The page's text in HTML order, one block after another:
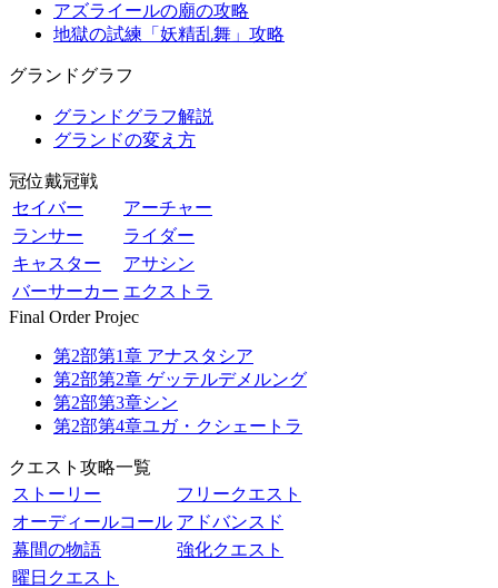
アズライールの廟の攻略
地獄の試練「妖精乱舞」攻略
グランドグラフ
グランドグラフ解説
グランドの変え方
冠位戴冠戦
セイバー
アーチャー
ランサー
ライダー
キャスター
アサシン
バーサーカー エクストラ
Final Order Projec
第2部第1章 アナスタシア
第2部第2章 ゲッテルデメルング
第2部第3章シン
第2部第4章ユガ・クシェートラ
クエスト攻略一覧
ストーリー
フリークエスト
オーディールコール アドバンスド
幕間の物語
強化クエスト
曜日クエスト